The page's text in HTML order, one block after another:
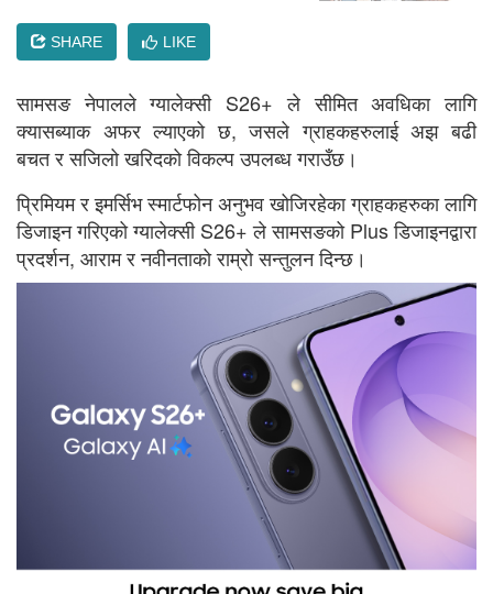
SHARE LIKE
सामसङ नेपालले ग्यालेक्सी S26+ ले सीमित अवधिका लागि
क्यासब्याक अफर ल्याएको छ, जसले ग्राहकहरुलाई अझ बढी
बचत र सजिलो खरिदको विकल्प उपलब्ध गराउँछ।
प्रिमियम र इमर्सिभ स्मार्टफोन अनुभव खोजिरहेका ग्राहकहरुका लागि
डिजाइन गरिएको ग्यालेक्सी S26+ ले सामसङको Plus डिजाइनद्वारा
प्रदर्शन, आराम र नवीनताको राम्रो सन्तुलन दिन्छ।